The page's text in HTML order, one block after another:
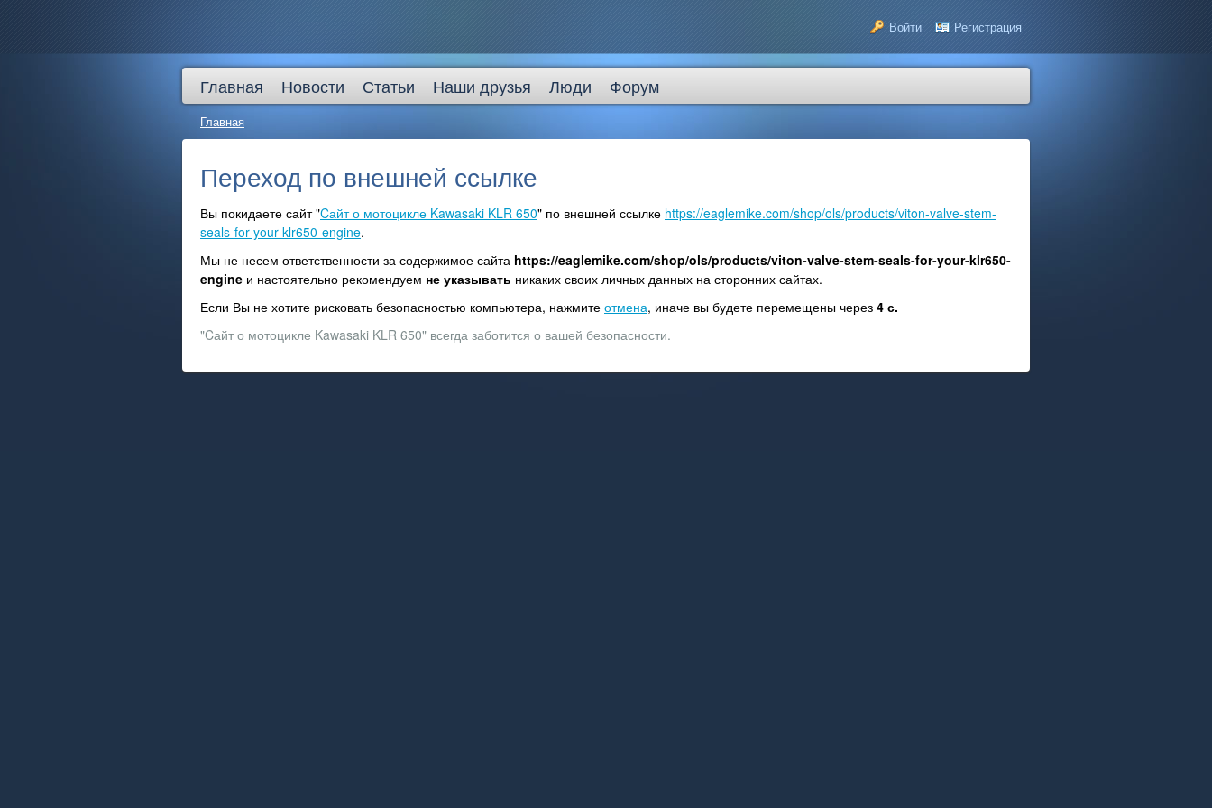
Войти Регистрация
Главная Новости Статьи Наши друзья Люди Форум
Главная
Переход по внешней ссылке
Вы покидаете сайт "Cайт о мотоцикле Kawasaki KLR 650" по внешней ссылке https://eaglemike.com/shop/ols/products/viton-valve-stem-
seals-for-your-klr650-engine.
Мы не несем ответственности за содержимое сайта https://eaglemike.com/shop/ols/products/viton-valve-stem-seals-for-your-klr650-
engine и настоятельно рекомендуем не указывать никаких своих личных данных на сторонних сайтах.
Если Вы не хотите рисковать безопасностью компьютера, нажмите отмена, иначе вы будете перемещены через 4 с.
"Cайт о мотоцикле Kawasaki KLR 650" всегда заботится о вашей безопасности.